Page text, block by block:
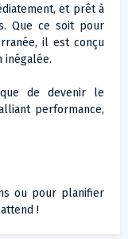
et prêt à
Que ce soit pour
il est conçu
inégalée.
de devenir le
performance,
ou pour planifier
attend !